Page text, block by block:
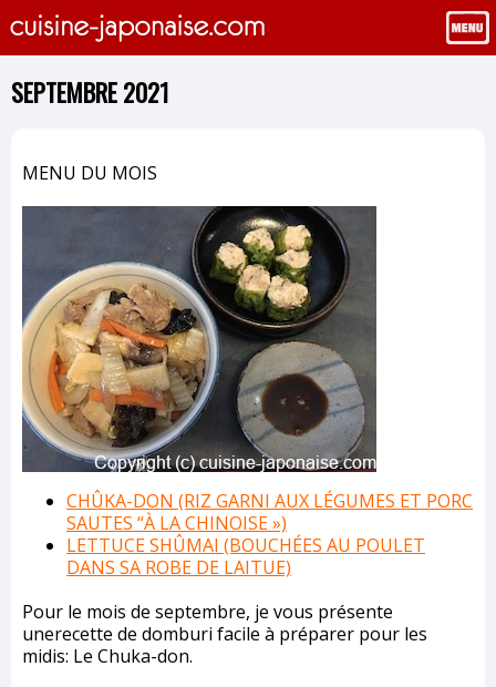
SEPTEMBRE 2021
MENU DU MOIS
CHÛKA-DON (RIZ GARNI AUX LÉGUMES ET PORC
SAUTES “À LA CHINOISE »)
LETTUCE SHÛMAI (BOUCHÉES AU POULET
DANS SA ROBE DE LAITUE)
Pour le mois de septembre, je vous présente
unerecette de domburi facile à préparer pour les
midis: Le Chuka-don.